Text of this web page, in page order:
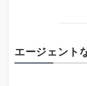
エージェント